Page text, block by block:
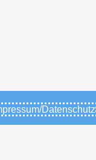
Datenschutz